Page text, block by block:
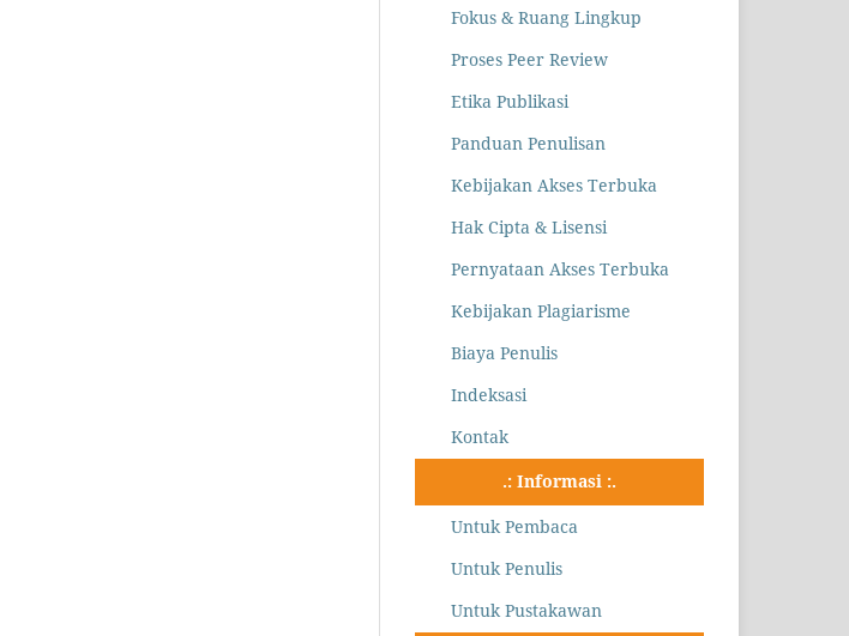
Fokus & Ruang Lingkup
Proses Peer Review
Etika Publikasi
Panduan Penulisan
Kebijakan Akses Terbuka
Hak Cipta & Lisensi
Pernyataan Akses Terbuka
Kebijakan Plagiarisme
Biaya Penulis
Indeksasi
Kontak
.: Informasi :.
Untuk Pembaca
Untuk Penulis
Untuk Pustakawan